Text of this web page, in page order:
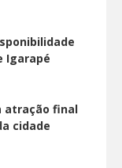
Igarapé
atração final
cidade